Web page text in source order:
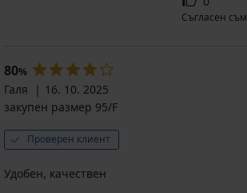
Съгласен съм
80%
Галя
16. 10. 2025
закупен размер 95/F
Проверен клиент
Удобен, качествен